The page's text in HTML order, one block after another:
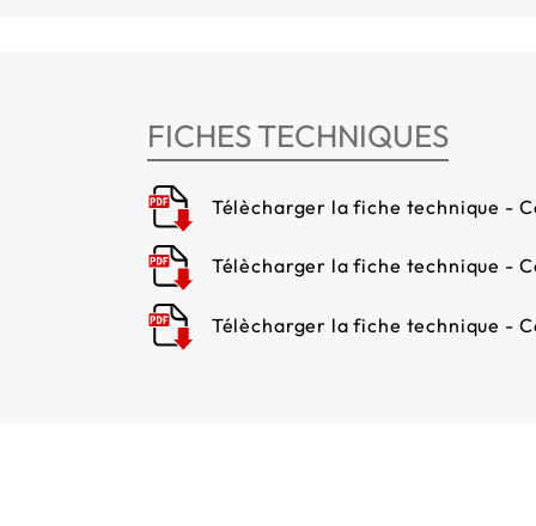
FICHES TECHNIQUES
Télècharger la fiche technique -
Télècharger la fiche technique -
Télècharger la fiche technique -